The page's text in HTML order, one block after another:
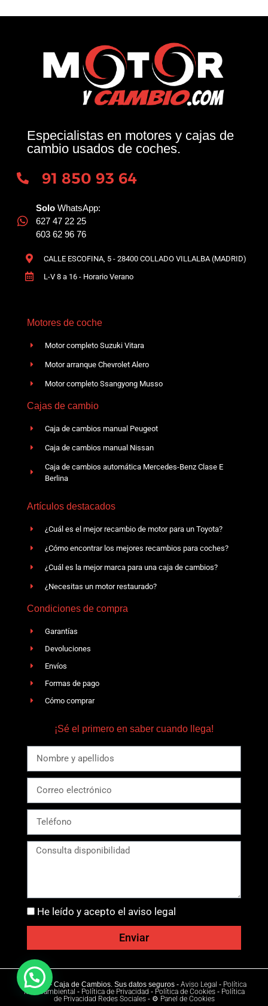
Especialistas en motores y cajas de
cambio usados de coches.
91 850 93 64
Solo WhatsApp:
627 47 22 25
603 62 96 76
CALLE ESCOFINA, 5 - 28400 COLLADO VILLALBA (MADRID)
L-V 8 a 16 - Horario Verano
Motores de coche
Motor completo Suzuki Vitara
Motor arranque Chevrolet Alero
Motor completo Ssangyong Musso
Cajas de cambio
Caja de cambios manual Peugeot
Caja de cambios manual Nissan
Caja de cambios automática Mercedes-Benz Clase E
Berlina
Artículos destacados
¿Cuál es el mejor recambio de motor para un Toyota?
¿Cómo encontrar los mejores recambios para coches?
¿Cuál es la mejor marca para una caja de cambios?
¿Necesitas un motor restaurado?
Condiciones de compra
Garantías
Devoluciones
Envíos
Formas de pago
Cómo comprar
¡Sé el primero en saber cuando llega!
He leído y acepto el aviso legal
Enviar
Ⓒ 2026 - Caja de Cambios. Sus datos seguros - Aviso Legal - Política
Medioambiental - Política de Privacidad - Política de Cookies- Política
de Privacidad Redes Sociales- ⚙ Panel de Cookies